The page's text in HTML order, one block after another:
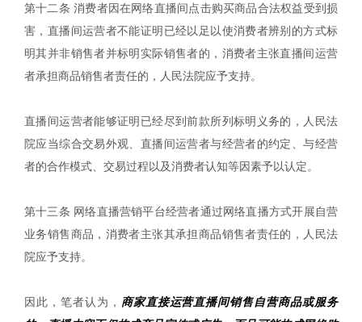
第十二条 消费者因在网络直播间点击购买商品合法权益受到损
害，直播间运营者不能证明已经以足以使消费者辨别的方式标
明其并非销售者并标明实际销售者的，消费者主张直播间运营
者承担商品销售者责任的，人民法院应予支持。
直播间运营者能够证明已经尽到前款所列标明义务的，人民法
院应当综合交易外观、直播间运营者与经营者的约定、与经营
者的合作模式、交易过程以及消费者认知等因素予以认定。
第十三条 网络直播营销平台经营者通过网络直播方式开展自营
业务销售商品，消费者主张其承担商品销售者责任的，人民法
院应予支持。
因此，笔者认为， 商家直接运营直播间销售自营商品或服务